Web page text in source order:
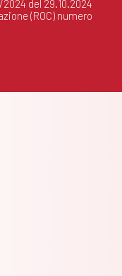
del 29.10.2024
(ROC) numero